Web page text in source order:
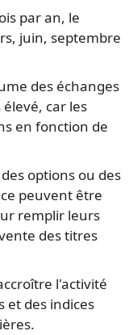
par an, le
juin, septembre
des échanges
car les
en fonction de
options ou des
peuvent être
remplir leurs
des titres
l'activité
et des indices